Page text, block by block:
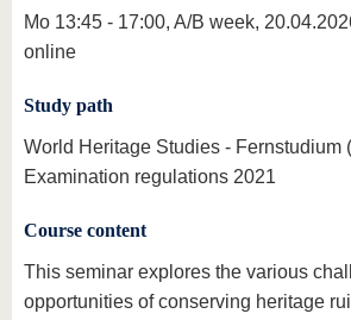
Mo 13:45 - 17:00, A/B week,
online
Study path
World Heritage Studies - Fernstudium
Examination regulations 2021
Course content
This seminar explores the various
opportunities of conserving heritage